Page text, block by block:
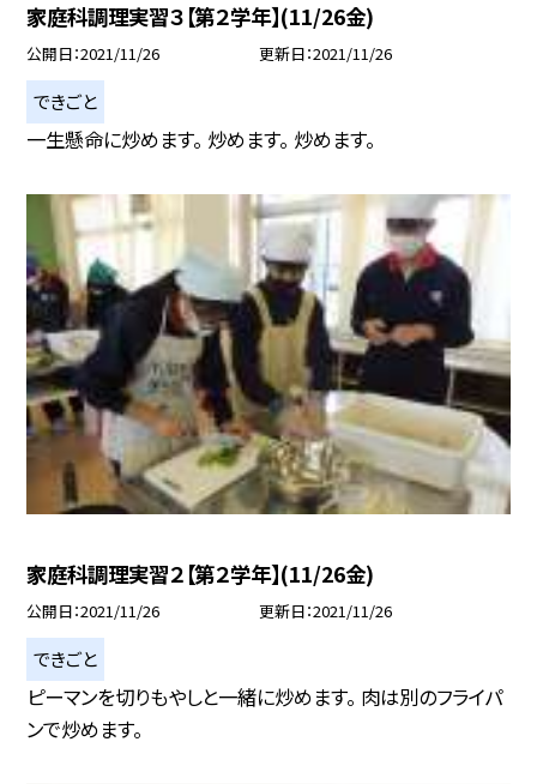
家庭科調理実習３【第２学年】(11/26金)
公開日 2021/11/26 更新日 2021/11/26
できごと
一生懸命に炒めます。 炒めます。 炒めます。
家庭科調理実習２【第２学年】(11/26金)
公開日 2021/11/26 更新日 2021/11/26
できごと
ピーマンを切りもやしと一緒に炒めます。 肉は別のフライパ
ンで炒めます。